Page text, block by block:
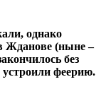
однако
Жданове (ныне –
без
устроили феерию.